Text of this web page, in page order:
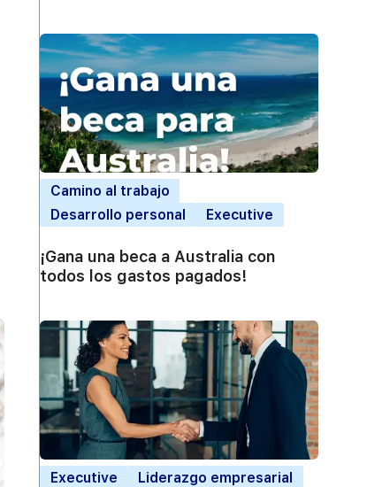
Camino al trabajo
Desarrollo personal
Executive
¡Gana una beca a Australia con
todos los gastos pagados!
Executive Liderazgo empresarial